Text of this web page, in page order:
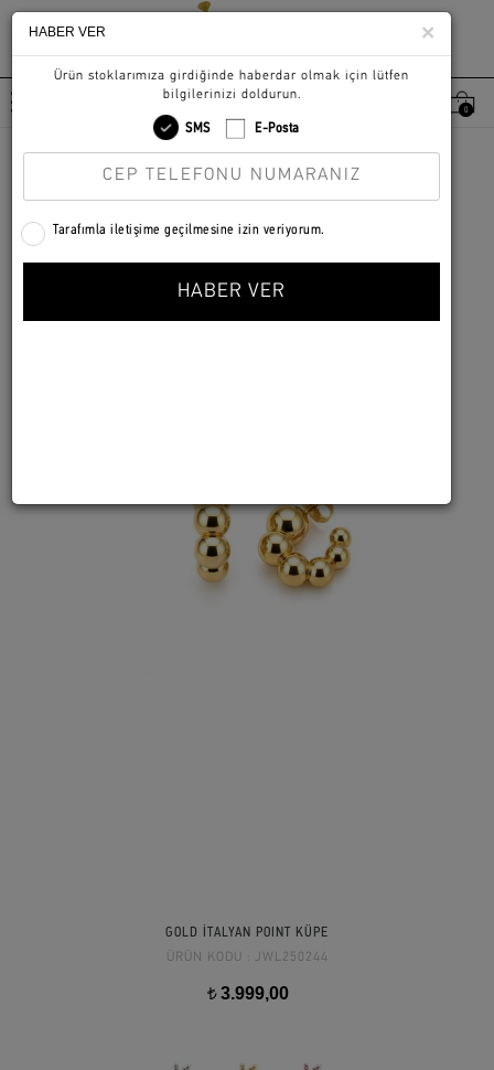
0
GOLD İTALYAN POINT KÜPE
ÜRÜN KODU : JWL250244
t3.999,00
×
HABER VER